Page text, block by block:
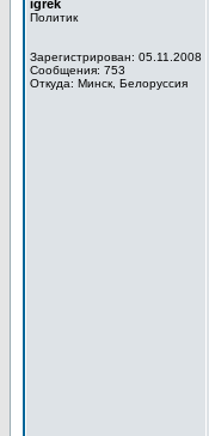
igrek
Политик
Зарегистрирован: 05.11.2008
Сообщения: 753
Откуда: Минск, Белоруссия